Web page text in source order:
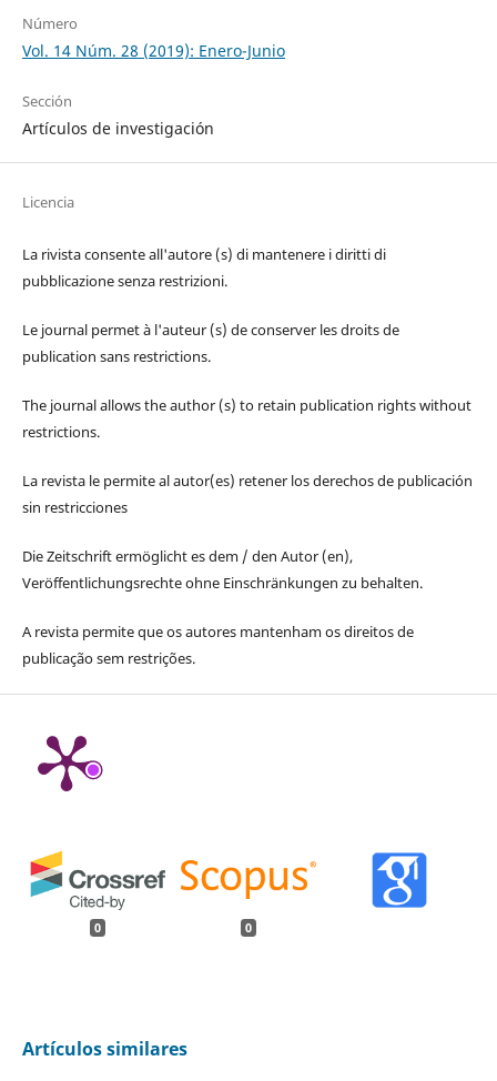
Número
Vol. 14 Núm. 28 (2019): Enero-Junio
Sección
Artículos de investigación
Licencia
La rivista consente all'autore (s) di mantenere i diritti di
pubblicazione senza restrizioni.
Le journal permet à l'auteur (s) de conserver les droits de
publication sans restrictions.
The journal allows the author (s) to retain publication rights without
restrictions.
La revista le permite al autor(es) retener los derechos de publicación
sin restricciones
Die Zeitschrift ermöglicht es dem / den Autor (en),
Veröffentlichungsrechte ohne Einschränkungen zu behalten.
A revista permite que os autores mantenham os direitos de
publicação sem restrições.
0 0
Artículos similares